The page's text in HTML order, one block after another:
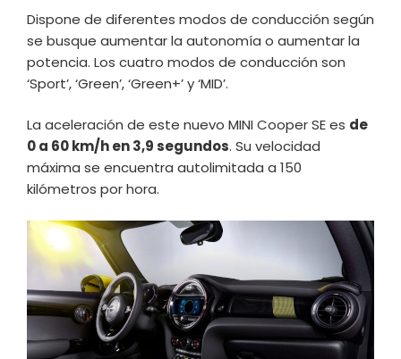
Dispone de diferentes modos de conducción según
se busque aumentar la autonomía o aumentar la
potencia. Los cuatro modos de conducción son
‘Sport’, ‘Green’, ‘Green+’ y ‘MID’.
La aceleración de este nuevo MINI Cooper SE es de
0 a 60 km/h en 3,9 segundos. Su velocidad
máxima se encuentra autolimitada a 150
kilómetros por hora.